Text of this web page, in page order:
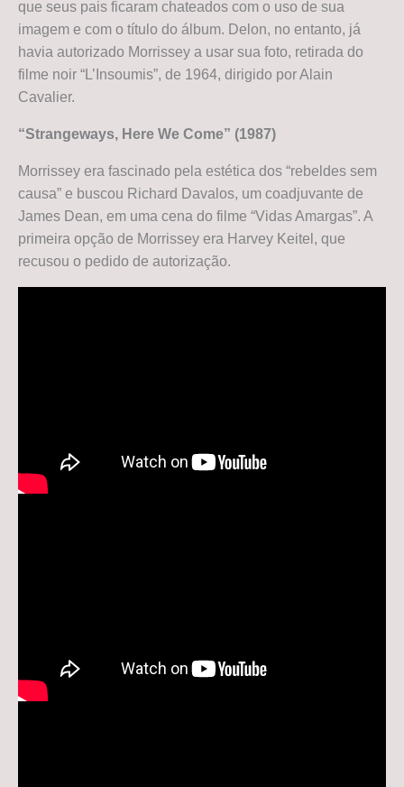
que seus pais ficaram chateados com o uso de sua
imagem e com o título do álbum. Delon, no entanto, já
havia autorizado Morrissey a usar sua foto, retirada do
filme noir “L’Insoumis”, de 1964, dirigido por Alain
Cavalier.
“Strangeways, Here We Come” (1987)
Morrissey era fascinado pela estética dos “rebeldes sem
causa” e buscou Richard Davalos, um coadjuvante de
James Dean, em uma cena do filme “Vidas Amargas”. A
primeira opção de Morrissey era Harvey Keitel, que
recusou o pedido de autorização.